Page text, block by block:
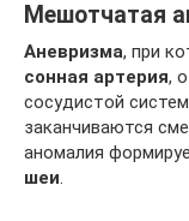
Мешотчатая
Аневризма, при
сонная артерия,
сосудистой
заканчиваются
аномалия
шеи.